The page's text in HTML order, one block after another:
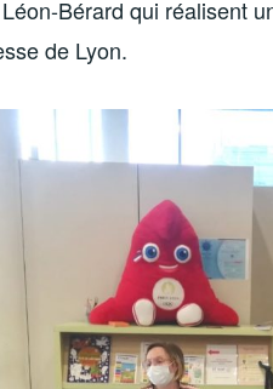
Bérard qui réalisent
de Lyon.